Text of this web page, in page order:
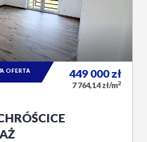
449 000zł
7 764,14 zł/m2
OFERTA